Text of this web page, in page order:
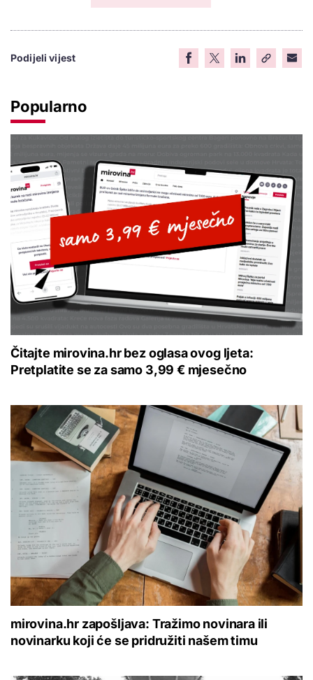
Podijeli vijest
Popularno
Čitajte mirovina.hr bez oglasa ovog ljeta:
Pretplatite se za samo 3,99 € mjesečno
mirovina.hr zapošljava: Tražimo novinara ili
novinarku koji će se pridružiti našem timu